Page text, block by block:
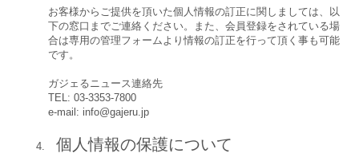
お客様からご提供を頂いた個人情報の訂正に関しましては、以
下の窓口までご連絡ください。また、会員登録をされている場
合は専用の管理フォームより情報の訂正を行って頂く事も可能
です。
ガジェるニュース連絡先
TEL: 03-3353-7800
e-mail: info@gajeru.jp
個人情報の保護について